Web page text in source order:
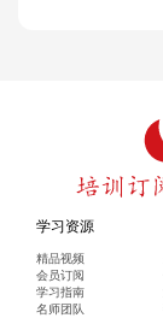
负责端到端通
- TCP
-特点：面向
学习资源
精品视频
会员订阅
学习指南
名师团队